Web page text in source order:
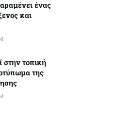
ένας
και
στην τοπική
της